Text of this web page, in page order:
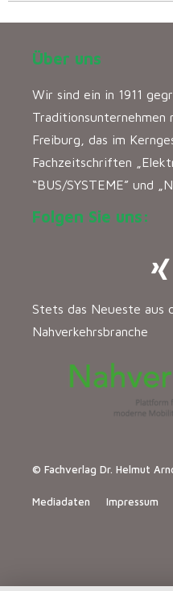
Über uns
Wir sind ein in 1911
Freiburg, das im
Fachzeitschriften
“BUS/SYSTEME” und
Folgen Sie uns:
Stets das Neueste aus
Nahverkehrsbranche
© Fachverlag Dr. Helmut
Mediadaten Impressum